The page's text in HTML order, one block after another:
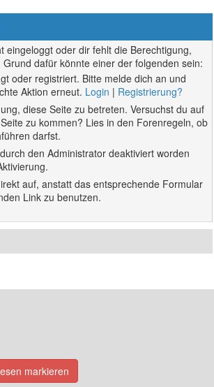
eingeloggt oder dir fehlt die Berechtigung,
dafür könnte einer der folgenden sein:
oder registriert. Bitte melde dich an und
Aktion erneut. Login | Registrierung?
diese Seite zu betreten. Versuchst du auf
zu kommen? Lies in den Forenregeln, ob
darfst.
den Administrator deaktiviert worden
auf, anstatt das entsprechende Formular
Link zu benutzen.
markieren